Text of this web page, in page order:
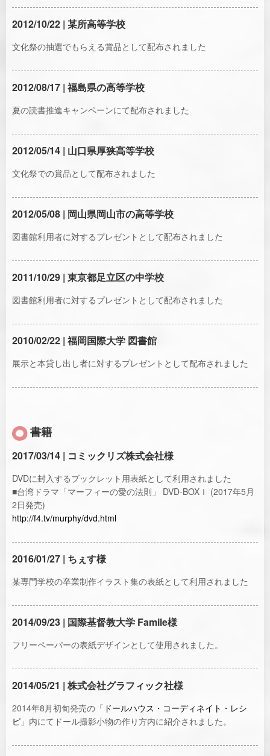
2012/10/22 | 某所高等学校
文化祭の抽選でもらえる賞品として配布されました
2012/08/17 | 福島県の高等学校
夏の読書推進キャンペーンにて配布されました
2012/05/14 | 山口県厚狭高等学校
文化祭での賞品として配布されました
2012/05/08 | 岡山県岡山市の高等学校
図書館利用者に対するプレゼントとして配布されました
2011/10/29 | 東京都足立区の中学校
図書館利用者に対するプレゼントとして配布されました
2010/02/22 | 福岡国際大学 図書館
展示と本貸し出し者に対するプレゼントとして配布されました
書籍
2017/03/14 | コミックリズ株式会社様
DVDに封入するブックレット用表紙として利用されました
■台湾ドラマ「マーフィーの愛の法則」 DVD-BOXⅠ (2017年5月
2日発売)
http://f4.tv/murphy/dvd.html
2016/01/27 | ちぇす様
某専門学校の卒業制作イラスト集の表紙として利用されました
2014/09/23 | 国際基督教大学 Famile様
フリーペーパーの表紙デザインとして使用されました。
2014/05/21 | 株式会社グラフィック社様
2014年8月初旬発売の「 ドールハウス・コーディネイト・レシ
ピ 」内にてドール撮影小物の作り方内に紹介されました。